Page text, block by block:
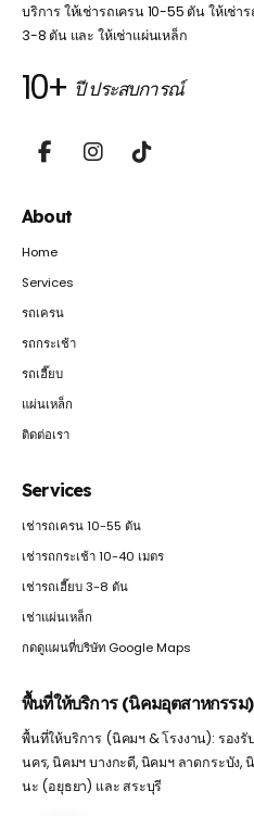
บริการ ให้เช่ารถเครน 10-55 ตัน ให้เช่า
3-8 ตัน และ ให้เช่าแผ่นเหล็ก
10+ ปี ประสบการณ์
About
Home
Services
รถเครน
รถกระเช้า
รถเฮี๊ยบ
แผ่นเหล็ก
ติดต่อเรา
Services
เช่ารถเครน 10-55 ตัน
เช่ารถกระเช้า 10-40 เมตร
เช่ารถเฮี๊ยบ 3-8 ตัน
เช่าแผ่นเหล็ก
กดดูแผนที่บริษัท Google Maps
พื้นที่ให้บริการ (นิคมอุตสาหกรรม)
พื้นที่ให้บริการ (นิคมฯ & โรงงาน): รองรั
นคร, นิคมฯ บางกะดี, นิคมฯ ลาดกระบัง,
นะ (อยุธยา) และ สระบุรี